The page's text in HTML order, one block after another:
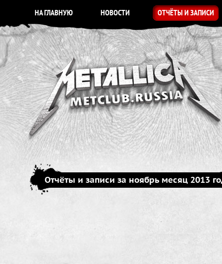
НА ГЛАВНУЮ НОВОСТИ ОТЧЁТЫ И ЗАПИСИ
Отчёты и записи за ноябрь месяц 2013